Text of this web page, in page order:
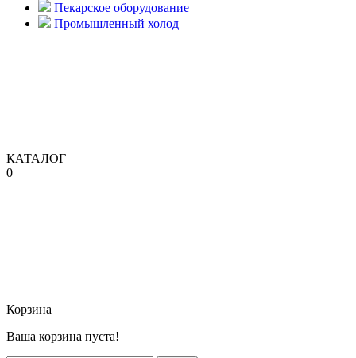
Пекарское оборудование
Промышленный холод
КАТАЛОГ
0
Корзина
Ваша корзина пуста!